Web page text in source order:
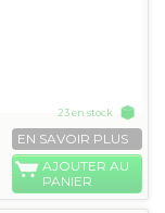
23 en stock
EN SAVOIR PLUS
AJOUTER AU
PANIER